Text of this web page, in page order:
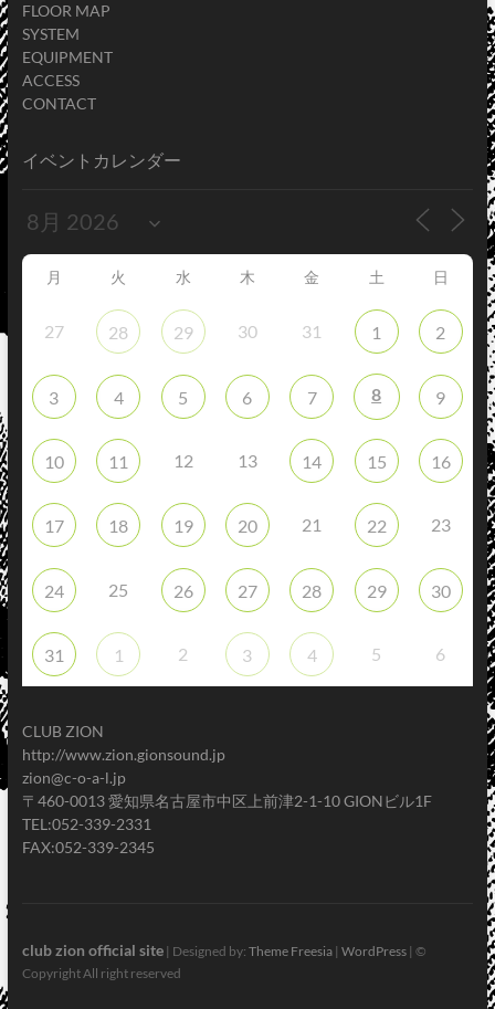
FLOOR MAP
SYSTEM
EQUIPMENT
ACCESS
CONTACT
イベントカレンダー
月 火 水 木 金 土 日
27 28 29 30 31 1 2
3 4 5 6 7 8 9
10 11 12 13 14 15 16
17 18 19 20 21 22 23
24 25 26 27 28 29 30
31 1 2 3 4 5 6
CLUB ZION
http://www.zion.gionsound.jp
zion@c-o-a-l.jp
〒460-0013 愛知県名古屋市中区上前津2-1-10 GIONビル1F
TEL:052-339-2331
FAX:052-339-2345
club zion official site| Designed by: Theme Freesia| WordPress| ©
Copyright All right reserved